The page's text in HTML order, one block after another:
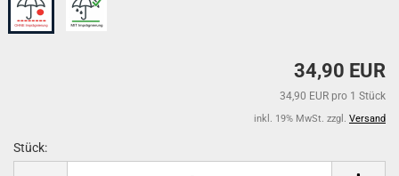
34,90 EUR
34,90 EUR pro 1 Stück
inkl. 19% MwSt. zzgl. Versand
Stück: